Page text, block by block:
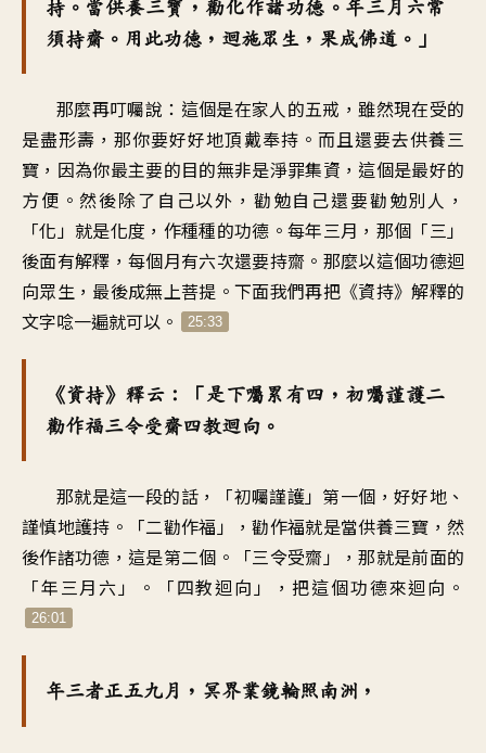
持。當供養三寶，勸化作諸功德。年三月六常
須持齋。用此功德，迴施眾生，果成佛道。」
那麼再叮囑說：這個是在家人的五戒，雖然現在受的
是盡形壽，那你要好好地頂戴奉持。而且還要去供養三
寶，因為你最主要的目的無非是淨罪集資，這個是最好的
方便。然後除了自己以外，勸勉自己還要勸勉別人，
「化」就是化度，作種種的功德。每年三月，那個「三」
後面有解釋，每個月有六次還要持齋。那麼以這個功德迴
向眾生，最後成無上菩提。下面我們再把《資持》解釋的
文字唸一遍就可以。
25:33
《資持》釋云：「是下囑累有四，初囑謹護二
勸作福三令受齋四教迴向。
那就是這一段的話，「初囑謹護」第一個，好好地、
謹慎地護持。「二勸作福」，勸作福就是當供養三寶，然
後作諸功德，這是第二個。「三令受齋」，那就是前面的
「年三月六」。「四教迴向」，把這個功德來迴向。
26:01
年三者正五九月，冥界業鏡輪照南洲，